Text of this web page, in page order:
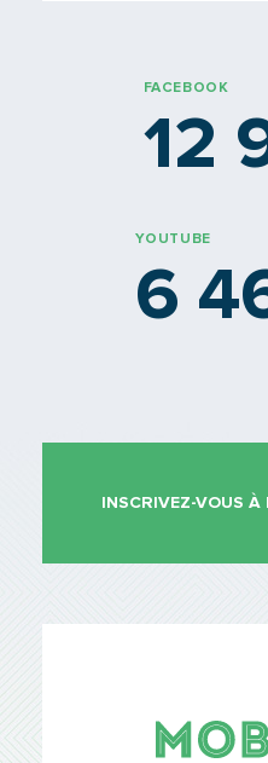
FACEBOOK
12
YOUTUBE
6
INSCRIVEZ-VOUS À